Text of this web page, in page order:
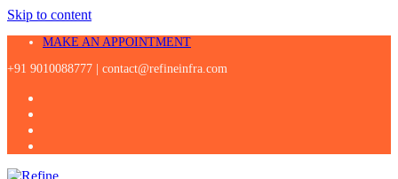
Skip to content
MAKE AN APPOINTMENT
+91 9010088777 | contact@refineinfra.com